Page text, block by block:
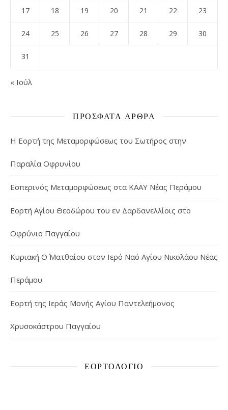
17 18 19 20 21 22 23
24 25 26 27 28 29 30
31
« Ιούλ
ΠΡΌΣΦΑΤΑ ΆΡΘΡΑ
Η Εορτή της Μεταμορφώσεως του Σωτήρος στην
Παραλία Οφρυνίου
Εσπερινός Μεταμορφώσεως στα ΚΑΑΥ Νέας Περάμου
Εορτή Αγίου Θεοδώρου του εν Δαρδανελλίοις στο
Οφρύνιο Παγγαίου
Κυριακή Θ΄ Ματθαίου στον Ιερό Ναό Αγίου Νικολάου Νέας
Περάμου
Εορτή της Ιεράς Μονής Αγίου Παντελεήμονος
Χρυσοκάστρου Παγγαίου
ΕΟΡΤΟΛΌΓΙΟ